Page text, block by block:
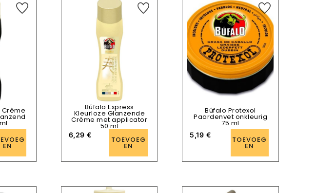
Crème
EN
Búfalo Express
Kleurloze Glanzende
Crème met applicator
50 ml
6,29€
TOEVOEG
EN
Búfalo Protexol
Paardenvet onkleurig
75 ml
5,19 €
TOEVOEG
EN